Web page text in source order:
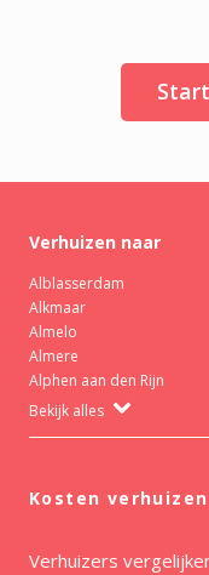
Verhuizen naar
Alblasserdam
Alkmaar
Almelo
Almere
Alphen aan den Rijn
Bekijk alles
Kosten verhuizen
Verhuizers